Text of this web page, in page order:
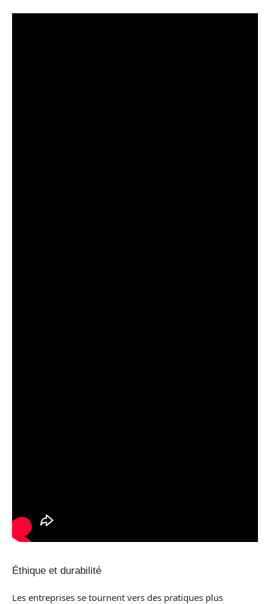
Éthique et durabilité
Les entreprises se tournent vers des pratiques plus